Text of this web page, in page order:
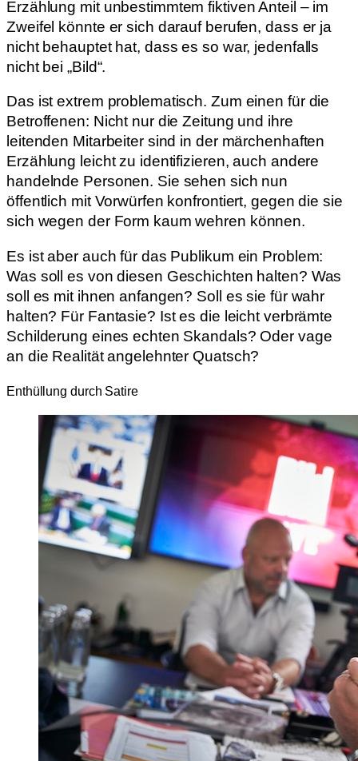
Erzählung mit unbestimmtem fiktiven Anteil – im
Zweifel könnte er sich darauf berufen, dass er ja
nicht behauptet hat, dass es so war, jedenfalls
nicht bei „Bild“.
Das ist extrem problematisch. Zum einen für die
Betroffenen: Nicht nur die Zeitung und ihre
leitenden Mitarbeiter sind in der märchenhaften
Erzählung leicht zu identifizieren, auch andere
handelnde Personen. Sie sehen sich nun
öffentlich mit Vorwürfen konfrontiert, gegen die sie
sich wegen der Form kaum wehren können.
Es ist aber auch für das Publikum ein Problem:
Was soll es von diesen Geschichten halten? Was
soll es mit ihnen anfangen? Soll es sie für wahr
halten? Für Fantasie? Ist es die leicht verbrämte
Schilderung eines echten Skandals? Oder vage
an die Realität angelehnter Quatsch?
Enthüllung durch Satire